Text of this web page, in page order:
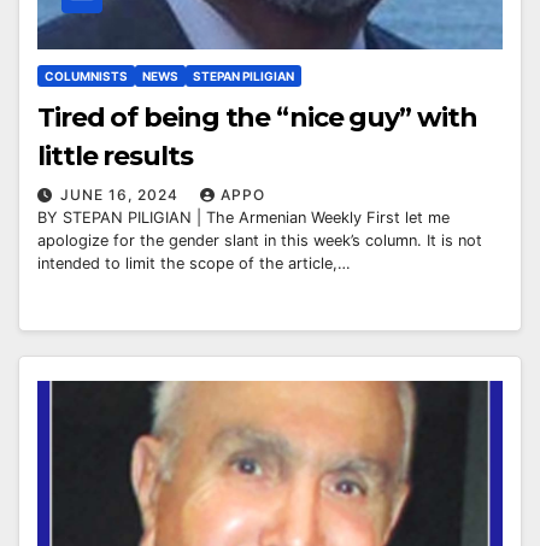
COLUMNISTS NEWS STEPAN PILIGIAN
Tired of being the “nice guy” with
little results
JUNE 16, 2024
APPO
BY STEPAN PILIGIAN | The Armenian Weekly First let me
apologize for the gender slant in this week’s column. It is not
intended to limit the scope of the article,…